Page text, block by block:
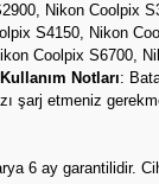
Nikon Coolpix
S4150, Nikon
Coolpix S6700,
Notları:
şarj etmeniz
6 ay garantilidir.